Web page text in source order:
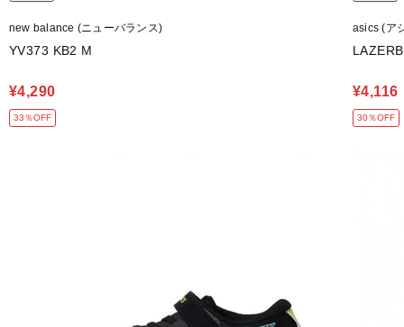
new balance (ニューバランス)
YV373 KB2 M
¥4,290
33％OFF
asics (ア
¥4,116
30％OFF